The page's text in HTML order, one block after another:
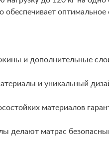
и дополнительные
и уникальный
материалов
делают матрас